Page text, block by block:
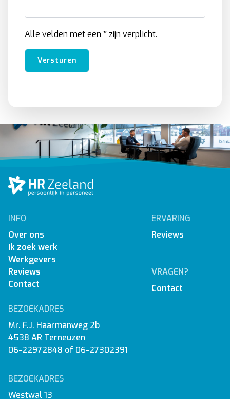
Alle velden met een * zijn verplicht.
Versturen
INFO
Over ons
Ik zoek werk
Werkgevers
Reviews
Contact
ERVARING
Reviews
VRAGEN?
Contact
BEZOEKADRES
Mr. F.J. Haarmanweg 2b
4538 AR Terneuzen
06-22972848 of 06-27302391
BEZOEKADRES
Westwal 13